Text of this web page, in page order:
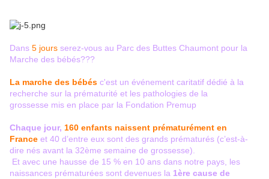
Dans 5 jours serez-vous au Parc des Buttes Chaumont pour la
Marche des bébés???
La marche des bébés c'est un événement caritatif dédié à la
recherche sur la prématurité et les pathologies de la
grossesse mis en place par la Fondation Premup
Chaque jour, 160 enfants naissent prématurément en
France et 40 d’entre eux sont des grands prématurés (c’est-à-
dire nés avant la 32ème semaine de grossesse).
Et avec une hausse de 15 % en 10 ans dans notre pays, les
naissances prématurées sont devenues la 1ère cause de